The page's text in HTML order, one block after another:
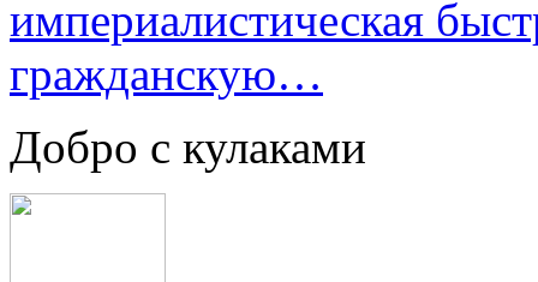
империалистическая
гражданскую…
Добро с кулаками